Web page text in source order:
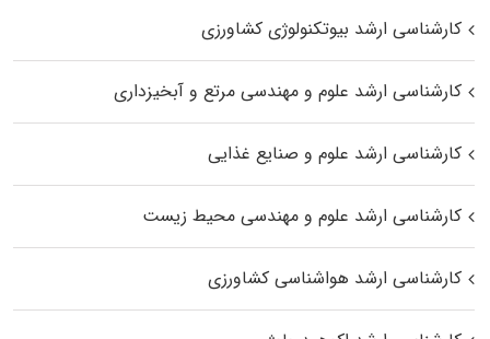
کارشناسی ارشد بیوتکنولوژی کشاورزی
کارشناسی ارشد علوم و مهندسی مرتع و آبخیزداری
کارشناسی ارشد علوم و صنایع غذایی
کارشناسی ارشد علوم و مهندسی محیط زیست
کارشناسی ارشد هواشناسی کشاورزی